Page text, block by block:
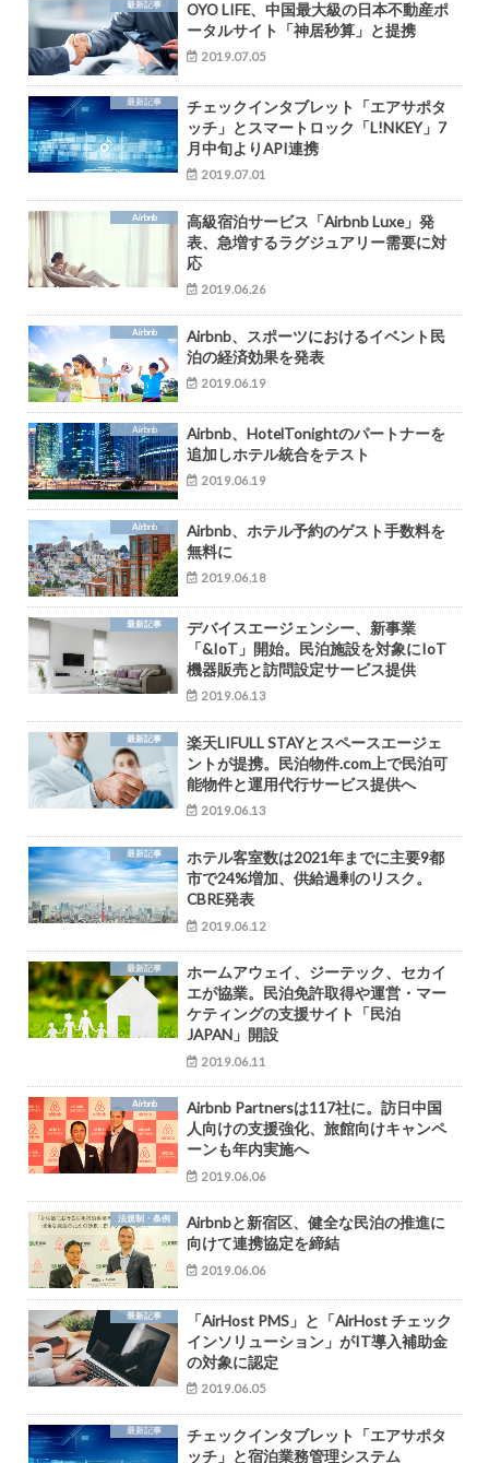
最新記事
OYO LIFE、中国最大級の日本不動産ポ
ータルサイト「神居秒算」と提携
2019.07.05
最新記事
チェックインタブレット「エアサポタ
ッチ」とスマートロック「L!NKEY」7
月中旬よりAPI連携
2019.07.01
Airbnb
高級宿泊サービス「Airbnb Luxe」発
表、急増するラグジュアリー需要に対
応
2019.06.26
Airbnb
Airbnb、スポーツにおけるイベント民
泊の経済効果を発表
2019.06.19
Airbnb
Airbnb、HotelTonightのパートナーを
追加しホテル統合をテスト
2019.06.19
Airbnb
Airbnb、ホテル予約のゲスト手数料を
無料に
2019.06.18
最新記事
デバイスエージェンシー、新事業
「&IoT」開始。民泊施設を対象にIoT
機器販売と訪問設定サービス提供
2019.06.13
最新記事
楽天LIFULL STAYとスペースエージェ
ントが提携。民泊物件.com上で民泊可
能物件と運用代行サービス提供へ
2019.06.13
最新記事
ホテル客室数は2021年までに主要9都
市で24%増加、供給過剰のリスク。
CBRE発表
2019.06.12
最新記事
ホームアウェイ、ジーテック、セカイ
エが協業。民泊免許取得や運営・マー
ケティングの支援サイト「民泊
JAPAN」開設
2019.06.11
Airbnb
Airbnb Partnersは117社に。訪日中国
人向けの支援強化、旅館向けキャンペ
ーンも年内実施へ
2019.06.06
法規制・条例
Airbnbと新宿区、健全な民泊の推進に
向けて連携協定を締結
2019.06.06
最新記事
「AirHost PMS」と「AirHost チェック
インソリューション」がIT導入補助金
の対象に認定
2019.06.05
最新記事
チェックインタブレット「エアサポタ
ッチ」と宿泊業務管理システム